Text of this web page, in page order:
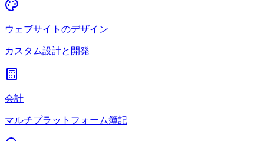
ウェブサイトのデザイン
カスタム設計と開発
会計
マルチプラットフォーム簿記